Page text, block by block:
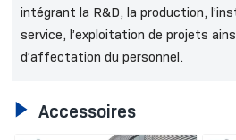
intégrant la R&D, la production,
service, l’exploitation de projets
d’affectation du personnel.
 Accessoires